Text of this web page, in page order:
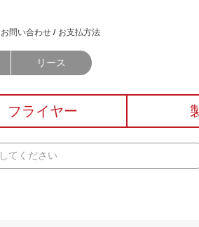
お問い合わせ お支払方法
リース
フライヤー